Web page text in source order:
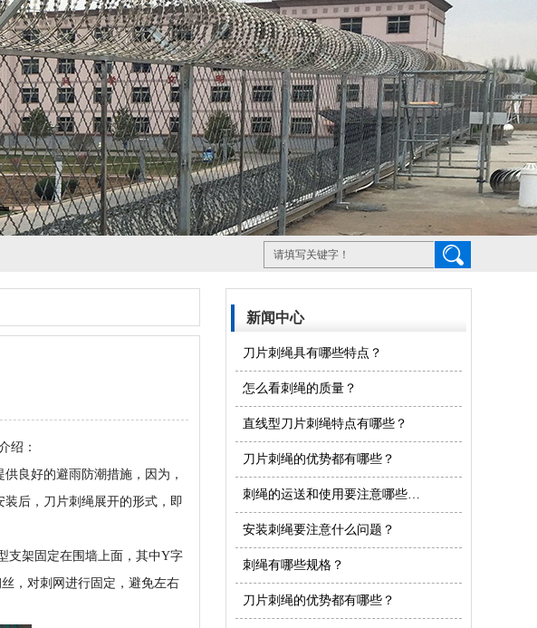
新闻中心
刀片刺绳具有哪些特点？
怎么看刺绳的质量？
直线型刀片刺绳特点有哪些？
刀片刺绳的优势都有哪些？
刺绳的运送和使用要注意哪些问题？
安装刺绳​要注意什么问题？
刺绳有哪些规格？
刀片刺绳的优势都有哪些？
绍：
良好的避雨防潮措施，因为，
后，刀片刺绳展开的形式，即
架固定在围墙上面，其中Y字
，对刺网进行固定，避免左右